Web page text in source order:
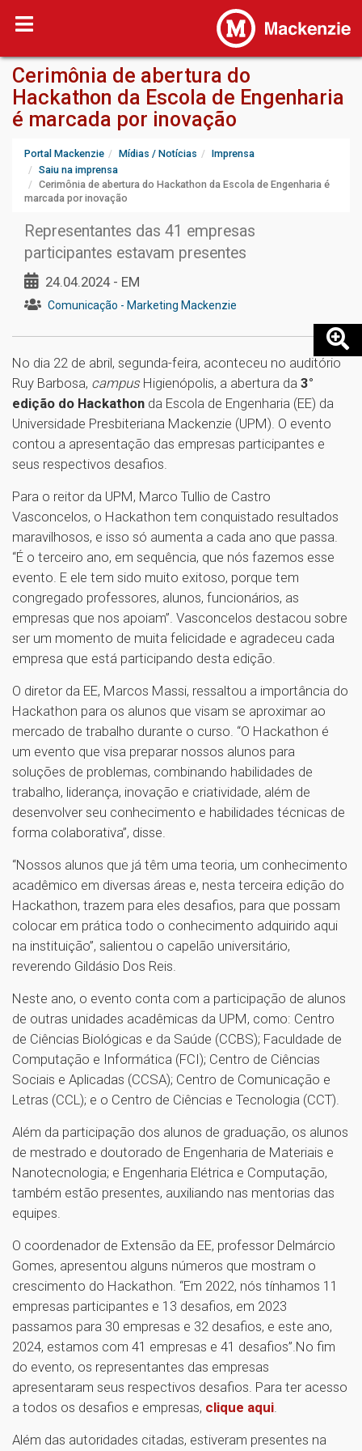
Cerimônia de abertura do
Hackathon da Escola de Engenharia
é marcada por inovação
Portal Mackenzie Mídias / Notícias
Imprensa
Saiu na imprensa
Cerimônia de abertura do Hackathon da Escola de Engenharia é
marcada por inovação
Representantes das 41 empresas
participantes estavam presentes
24.04.2024 - EM
Comunicação - Marketing Mackenzie
No dia 22 de abril, segunda-feira, aconteceu no auditório
Ruy Barbosa, campus Higienópolis, a abertura da 3°
edição do Hackathon da Escola de Engenharia (EE) da
Universidade Presbiteriana Mackenzie (UPM). O evento
contou a apresentação das empresas participantes e
seus respectivos desafios.
Para o reitor da UPM, Marco Tullio de Castro
Vasconcelos, o Hackathon tem conquistado resultados
maravilhosos, e isso só aumenta a cada ano que passa.
“É o terceiro ano, em sequência, que nós fazemos esse
evento. E ele tem sido muito exitoso, porque tem
congregado professores, alunos, funcionários, as
empresas que nos apoiam”. Vasconcelos destacou sobre
ser um momento de muita felicidade e agradeceu cada
empresa que está participando desta edição.
O diretor da EE, Marcos Massi, ressaltou a importância do
Hackathon para os alunos que visam se aproximar ao
mercado de trabalho durante o curso. “O Hackathon é
um evento que visa preparar nossos alunos para
soluções de problemas, combinando habilidades de
trabalho, liderança, inovação e criatividade, além de
desenvolver seu conhecimento e habilidades técnicas de
forma colaborativa”, disse.
“Nossos alunos que já têm uma teoria, um conhecimento
acadêmico em diversas áreas e, nesta terceira edição do
Hackathon, trazem para eles desafios, para que possam
colocar em prática todo o conhecimento adquirido aqui
na instituição”, salientou o capelão universitário,
reverendo Gildásio Dos Reis.
Neste ano, o evento conta com a participação de alunos
de outras unidades acadêmicas da UPM, como: Centro
de Ciências Biológicas e da Saúde (CCBS); Faculdade de
Computação e Informática (FCI); Centro de Ciências
Sociais e Aplicadas (CCSA); Centro de Comunicação e
Letras (CCL); e o Centro de Ciências e Tecnologia (CCT).
Além da participação dos alunos de graduação, os alunos
de mestrado e doutorado de Engenharia de Materiais e
Nanotecnologia; e Engenharia Elétrica e Computação,
também estão presentes, auxiliando nas mentorias das
equipes.
O coordenador de Extensão da EE, professor Delmárcio
Gomes, apresentou alguns números que mostram o
crescimento do Hackathon. “Em 2022, nós tínhamos 11
empresas participantes e 13 desafios, em 2023
passamos para 30 empresas e 32 desafios, e este ano,
2024, estamos com 41 empresas e 41 desafios”.No fim
do evento, os representantes das empresas
apresentaram seus respectivos desafios. Para ter acesso
a todos os desafios e empresas, clique aqui.
Além das autoridades citadas, estiveram presentes na